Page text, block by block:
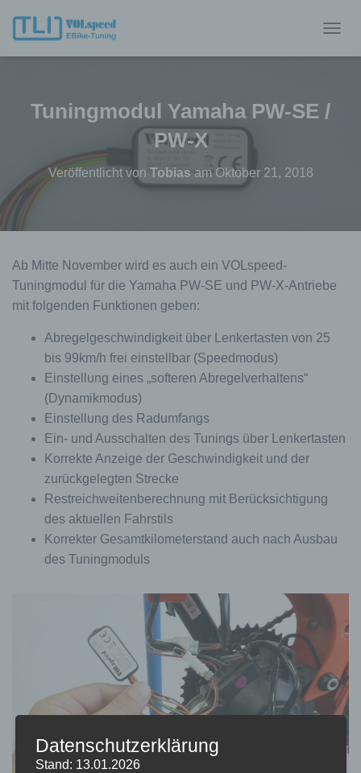
A
L
Tuningmodul Yamaha PW-SE /
PW-X
Veröffentlicht von Tobias amOktober 21, 2018
Ab Mitte November wird es auch ein VOLspeed-
Tuningmodul für die Yamaha PW-SE und PW-X-Antriebe
mit folgenden Funktionen geben:
Abregelgeschwindigkeit über Lenkertasten von 25
bis 99km/h frei einstellbar (Speedmodus)
Einstellung eines „softeren Abregelverhaltens“
(Dynamikmodus)
Einstellung des Radumfangs
Ein- und Ausschalten des Tunings über Lenkertasten
Korrekte Anzeige der Geschwindigkeit und der
zurückgelegten Strecke
Restreichweitenberechnung mit Berücksichtigung
des aktuellen Fahrstils
Korrekter Gesamtkilometerstand auch nach Ausbau
des Tuningmoduls
Datenschutzerklärung
Stand: 13.01.2026